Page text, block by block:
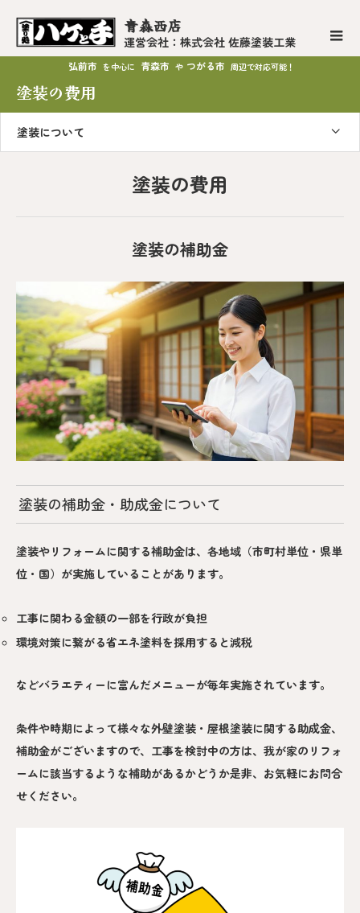
青森西店
運営会社：株式会社 佐藤塗装工業
弘前市 を中心に 青森市 や つがる市 周辺で対応可能！
塗装の費用
塗装について
塗装の費用
塗装の補助金
塗装の補助金・助成金について
塗装やリフォームに関する補助金は、各地域（市町村単位・県単
位・国）が実施していることがあります。
工事に関わる金額の一部を行政が負担
環境対策に繋がる省エネ塗料を採用すると減税
などバラエティーに富んだメニューが毎年実施されています。
条件や時期によって様々な外壁塗装・屋根塗装に関する助成金、
補助金がございますので、工事を検討中の方は、我が家のリフォ
ームに該当するような補助があるかどうか是非、お気軽にお問合
せください。